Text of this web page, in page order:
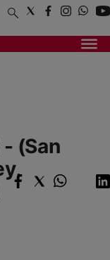
(San